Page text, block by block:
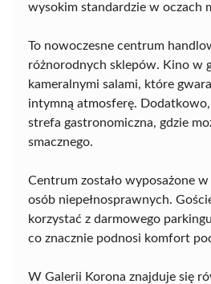
wysokim standardzie w oczach
To nowoczesne centrum
różnorodnych sklepów. Kino w
kameralnymi salami, które
intymną atmosferę.
strefa gastronomiczna, gdzie
smacznego.
Centrum zostało wyposażone
osób niepełnosprawnych.
korzystać z darmowego
co znacznie podnosi komfort
W Galerii Korona znajduje się